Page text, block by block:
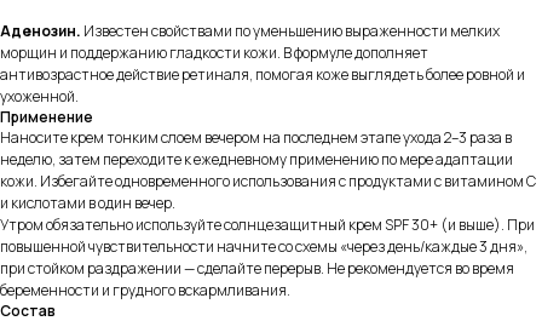
Аденозин. Известен свойствами по уменьшению выраженности мелких
морщин и поддержанию гладкости кожи. В формуле дополняет
антивозрастное действие ретиналя, помогая коже выглядеть более ровной и
ухоженной.
Применение
Наносите крем тонким слоем вечером на последнем этапе ухода 2–3 раза в
неделю, затем переходите к ежедневному применению по мере адаптации
кожи. Избегайте одновременного использования с продуктами с витамином C
и кислотами в один вечер.
Утром обязательно используйте солнцезащитный крем SPF 30+ (и выше). При
повышенной чувствительности начните со схемы «через день/каждые 3 дня»,
при стойком раздражении — сделайте перерыв. Не рекомендуется во время
беременности и грудного вскармливания.
Состав